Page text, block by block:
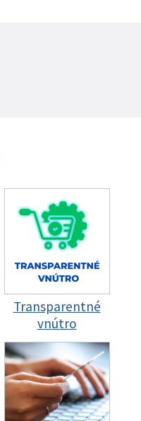
Transparentné
vnútro